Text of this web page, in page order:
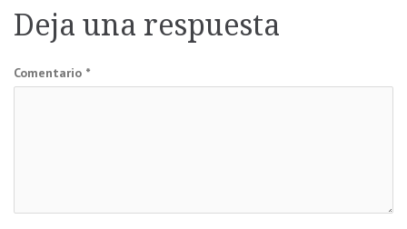
entradas
Deja una respuesta
Comentario *